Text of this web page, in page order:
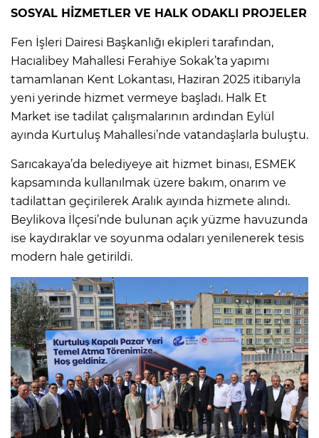
SOSYAL HİZMETLER VE HALK ODAKLI PROJELER
Fen İşleri Dairesi Başkanlığı ekipleri tarafından,
Hacıalibey Mahallesi Ferahiye Sokak’ta yapımı
tamamlanan Kent Lokantası, Haziran 2025 itibarıyla
yeni yerinde hizmet vermeye başladı. Halk Et
Market ise tadilat çalışmalarının ardından Eylül
ayında Kurtuluş Mahallesi’nde vatandaşlarla buluştu.
Sarıcakaya’da belediyeye ait hizmet binası, ESMEK
kapsamında kullanılmak üzere bakım, onarım ve
tadilattan geçirilerek Aralık ayında hizmete alındı.
Beylikova İlçesi’nde bulunan açık yüzme havuzunda
ise kaydıraklar ve soyunma odaları yenilenerek tesis
modern hale getirildi.